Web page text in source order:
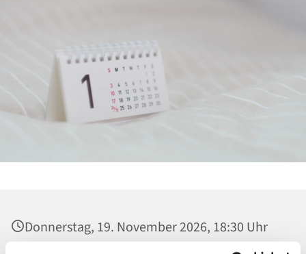
Donnerstag, 19. November 2026, 18:30 Uhr